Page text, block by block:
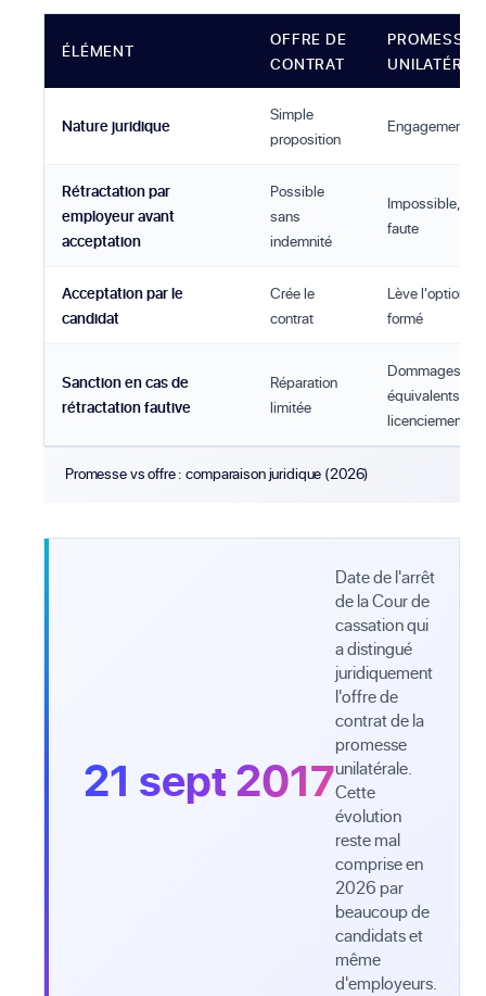
Promesse vs offre : comparaison juridique (2026)
ÉLÉMENT
OFFRE DE
CONTRAT
PROMESSE
Nature juridique
Simple
proposition
Engagement
Rétractation par
employeur avant
acceptation
Possible
sans
indemnité
Impossible,
faute
Acceptation par le
candidat
Crée le
contrat
Lève l'option,
formé
Sanction en cas de
rétractation fautive
Réparation
limitée
Dommages-
équivalents à
licenciement
21 sept 2017
Date de l'arrêt
de la Cour de
cassation qui
a distingué
juridiquement
l'offre de
contrat de la
promesse
unilatérale.
Cette
évolution
reste mal
comprise en
2026 par
beaucoup de
candidats et
même
d'employeurs.